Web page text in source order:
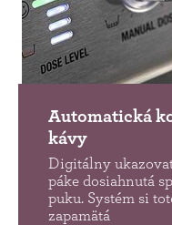
Automatická
kávy
Digitálny
páke dosiahnutá
puku. Systém si
zapamätá